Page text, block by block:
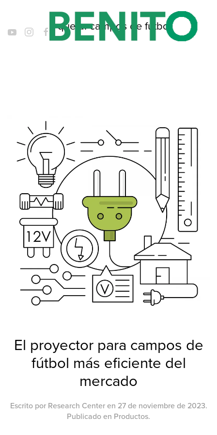
Ir al contenido principal
Etiqueta:campos de fútbol
El proyector para campos de
fútbol más eficiente del
mercado
Escrito por Research Centeren 27 de noviembre de 2023.
Publicado en Productos.